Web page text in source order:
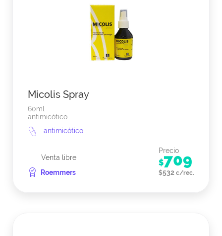
Micolis Spray
60ml
antimicótico
antimicótico
Venta libre
Roemmers
Precio
$709
$532 c/rec.